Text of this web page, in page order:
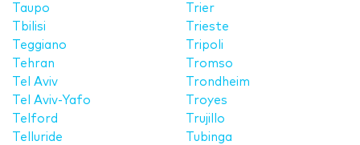
Taupo
Tbilisi
Teggiano
Tehran
Tel Aviv
Tel Aviv-Yafo
Telford
Telluride
Trier
Trieste
Tripoli
Tromso
Trondheim
Troyes
Trujillo
Tubinga